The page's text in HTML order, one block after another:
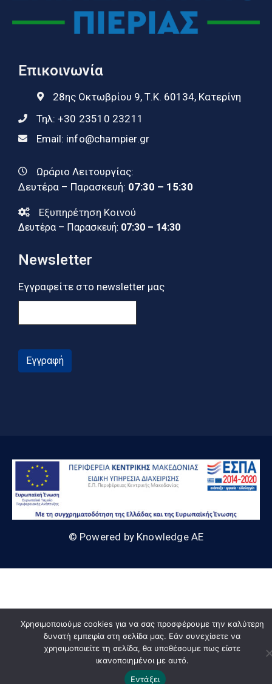
Επικοινωνία
28ης Οκτωβρίου 9, Τ.Κ. 60134, Κατερίνη
Τηλ: +30 23510 23211
Email: info@champier.gr
Ωράριο Λειτουργίας:
Δευτέρα – Παρασκευή: 07:30 – 15:30
Εξυπηρέτηση Κοινού
Δευτέρα – Παρασκευή: 07:30 – 14:30
Newsletter
Εγγραφείτε στο newsletter μας
Εγγραφή
© Powered by Knowledge AE
Χρησιμοποιούμε cookies για να σας προσφέρουμε την καλύτερη
δυνατή εμπειρία στη σελίδα μας. Εάν συνεχίσετε να
χρησιμοποιείτε τη σελίδα, θα υποθέσουμε πως είστε
ικανοποιημένοι με αυτό.
Εντάξει